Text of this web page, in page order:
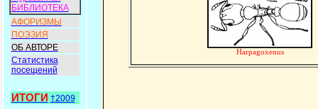
БИБЛИОТЕКА
АФОРИЗМЫ
ПОЭЗИЯ
ОБ АВТОРЕ
Статистика
посещений
ИТОГИ †2009
Harpagoxenus